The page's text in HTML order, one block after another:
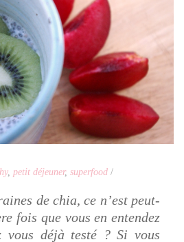
, petit déjeuner, superfood /
de chia, ce n’est peut-
fois que vous en entendez
vous déjà testé ? Si vous